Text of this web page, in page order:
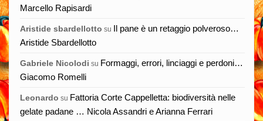
Marcello Rapisardi
Aristide sbardellotto su Il pane è un retaggio polveroso…
Aristide Sbardellotto
Gabriele Nicolodi su Formaggi, errori, linciaggi e perdoni…
Giacomo Romelli
Leonardo su Fattoria Corte Cappelletta: biodiversità nelle
gelate padane … Nicola Assandri e Arianna Ferrari